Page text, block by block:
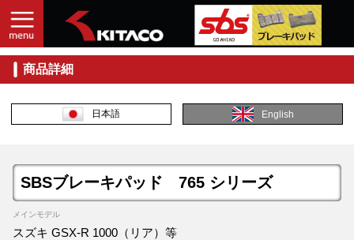
商品詳細
日本語 English
SBSブレーキパッド 765 シリーズ
メインモデル
スズキ GSX-R 1000（リア）等